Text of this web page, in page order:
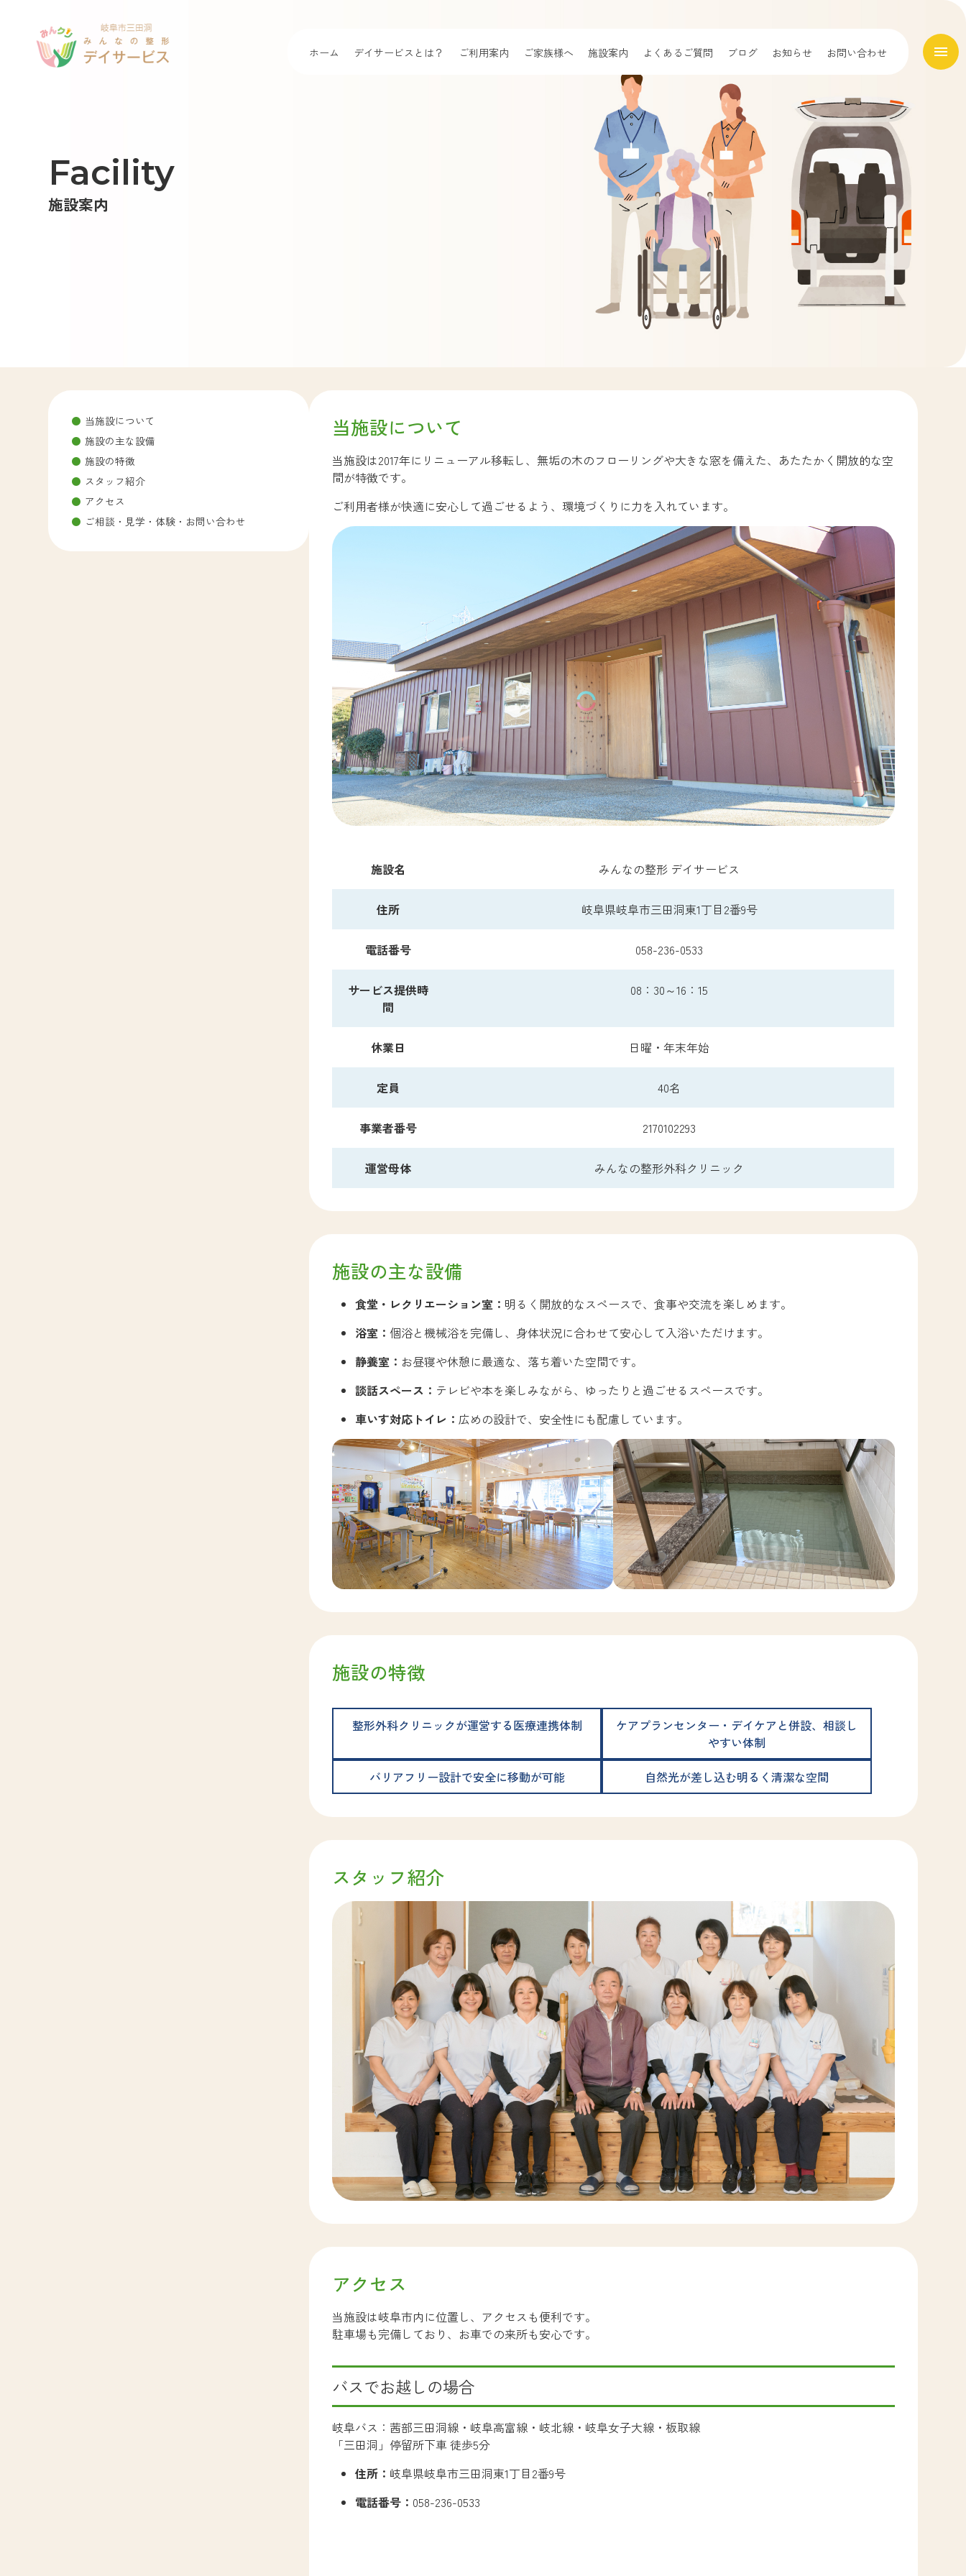
content
ホーム デイサービスとは？ ご利用案内 ご家族様へ 施設案内 よくあるご質問 ブログ お知らせ お問い合わせ menu
Facility
施設案内
当施設について
施設の主な設備
施設の特徴
スタッフ紹介
アクセス
ご相談・見学・体験・お問い合わせ
当施設について
当施設は2017年にリニューアル移転し、無垢の木のフローリングや大きな窓を備えた、あたたかく開放的な空
間が特徴です。
ご利用者様が快適に安心して過ごせるよう、環境づくりに力を入れています。
施設名 みんなの整形 デイサービス
住所 岐阜県岐阜市三田洞東1丁目2番9号
電話番号 058-236-0533
サービス提供時
間
08：30～16：15
休業日 日曜・年末年始
定員 40名
事業者番号 2170102293
運営母体 みんなの整形外科クリニック
施設の主な設備
食堂・レクリエーション室： 明るく開放的なスペースで、食事や交流を楽しめます。
浴室：個浴と機械浴を完備し、身体状況に合わせて安心して入浴いただけます。
静養室： お昼寝や休憩に最適な、落ち着いた空間です。
談話スペース： テレビや本を楽しみながら、ゆったりと過ごせるスペースです。
車いす対応トイレ：広めの設計で、安全性にも配慮しています。
施設の特徴
整形外科クリニックが運営する医療連携体制
ケアプランセンター・デイケアと併設、相談し
やすい体制
バリアフリー設計で安全に移動が可能
自然光が差し込む明るく清潔な空間
スタッフ紹介
アクセス
当施設は岐阜市内に位置し、アクセスも便利です。
駐車場も完備しており、お車での来所も安心です。
バスでお越しの場合
岐阜バス：茜部三田洞線・岐阜高富線・岐北線・岐阜女子大線・板取線
「三田洞」停留所下車 徒歩5分
住所： 岐阜県岐阜市三田洞東1丁目2番9号
電話番号： 058-236-0533